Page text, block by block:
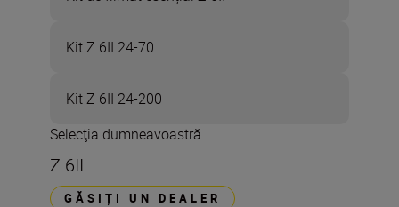
Kit Z 6II 24-70
Kit Z 6II 24-200
Selecţia dumneavoastră
Z 6II
GĂSIȚI UN DEALER